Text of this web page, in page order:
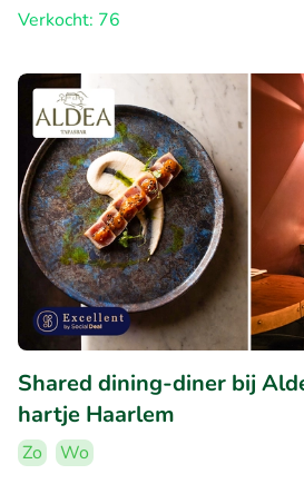
Verkocht: 76
Shared dining-diner bij
hartje Haarlem
Zo
Wo